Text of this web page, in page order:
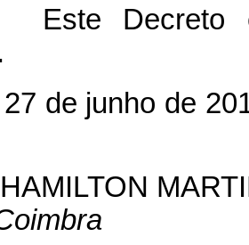
Este Decreto
de junho de